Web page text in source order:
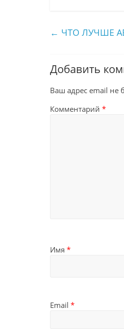
← ЧТО ЛУЧШЕ
Добавить
Ваш адрес email не
Комментарий *
Имя *
Email *